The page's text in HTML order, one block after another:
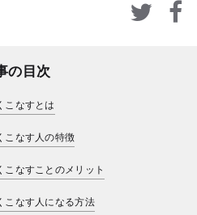
の目次
こなすとは
こなす人の特徴
こなすことのメリット
こなす人になる方法